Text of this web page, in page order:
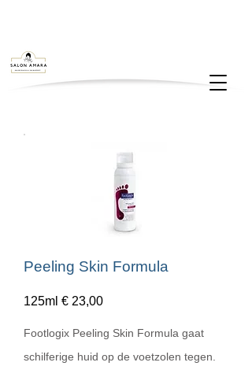
Peeling Skin Formula
125ml € 23,00
Footlogix Peeling Skin Formula gaat
schilferige huid op de voetzolen tegen.